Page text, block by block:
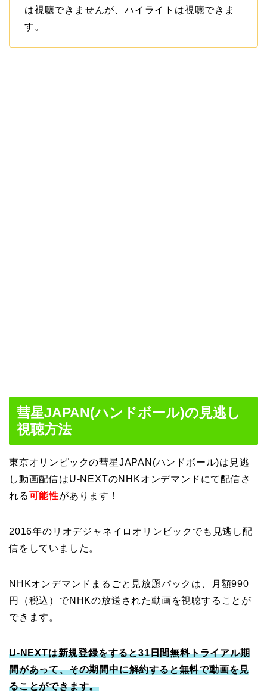
は視聴できませんが、ハイライトは視聴できま
す。
彗星JAPAN(ハンドボール)の見逃し
視聴方法
東京オリンピックの彗星JAPAN(ハンドボール)は見逃
し動画配信はU-NEXTのNHKオンデマンドにて配信さ
れる可能性があります！
2016年のリオデジャネイロオリンピックでも見逃し配
信をしていました。
NHKオンデマンドまるごと見放題パックは、月額990
円（税込）でNHKの放送された動画を視聴することが
できます。
U-NEXTは新規登録をすると31日間無料トライアル期
間があって、その期間中に解約すると無料で動画を見
ることができます。